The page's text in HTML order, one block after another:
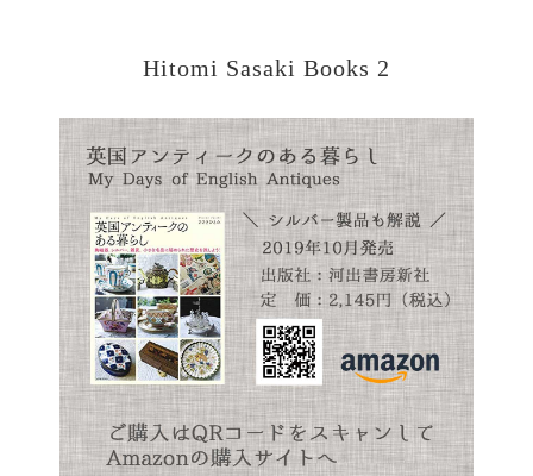
Hitomi Sasaki Books 2